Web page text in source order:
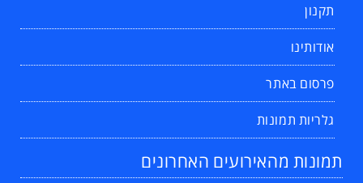
תקנון
אודותינו
פרסום באתר
גלריות תמונות
תמונות מהאירועים האחרונים